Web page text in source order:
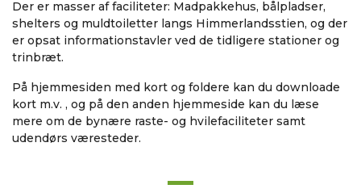
Der er masser af faciliteter: Madpakkehus, bålpladser,
shelters og muldtoiletter langs Himmerlandsstien, og der
er opsat informationstavler ved de tidligere stationer og
trinbræt.
På hjemmesiden med kort og foldere kan du downloade
kort m.v. , og på den anden hjemmeside kan du læse
mere om de bynære raste- og hvilefaciliteter samt
udendørs væresteder.